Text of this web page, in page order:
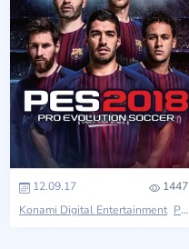
12.09.17
1447
Konami Digital Entertainment Pro Evolution Soccer